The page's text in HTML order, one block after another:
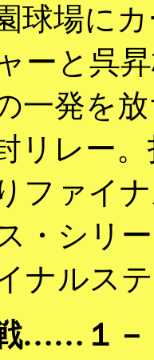
球場に
ーと呉
一発を
リレー
ファイ
・シリ
ナルス
……１－